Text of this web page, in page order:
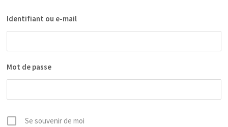
Identifiant ou e-mail
Mot de passe
Se souvenir de moi